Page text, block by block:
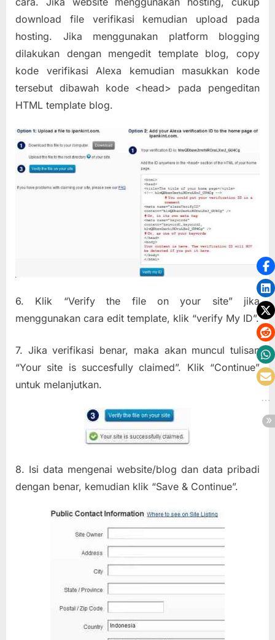
download file verifikasi kemudian upload pada
hosting. Jika menggunakan platform blogging
dilakukan dengan mengedit template blog, copy
kode verifikasi Alexa kemudian masukkan kode
tersebut dibawah kode <head> pada pengeditan
HTML template blog.
6. Klik “Verify the file on your site” jika
menggunakan cara edit template, klik “verify My ID”.
7. Jika verifikasi benar, maka akan muncul tulisan
“Your site is succesfully claimed”. Klik “Continue”
untuk melanjutkan.
8. Isi data mengenai website/blog dan data pribadi
dengan benar, kemudian klik “Save & Continue”.